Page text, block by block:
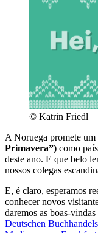
© Katrin Friedl
A Noruega promete um
Primavera”) como
deste ano. E que belo
nossos colegas
E, é claro, esperamos
conhecer novos
daremos as boas-
Deutschen Buchhandels